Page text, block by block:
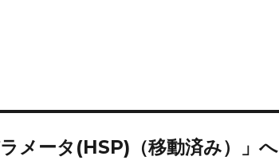
メータ(HSP)（移動済み）」へ